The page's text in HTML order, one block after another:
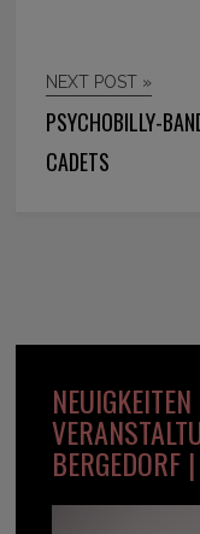
NEXT POST »
PSYCHOBILLY-
CADETS